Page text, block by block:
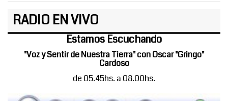
RADIO EN VIVO
Estamos Escuchando
"Voz y Sentir de Nuestra Tierra" con Oscar "Gringo"
Cardoso
de 05.45hs. a 08.00hs.